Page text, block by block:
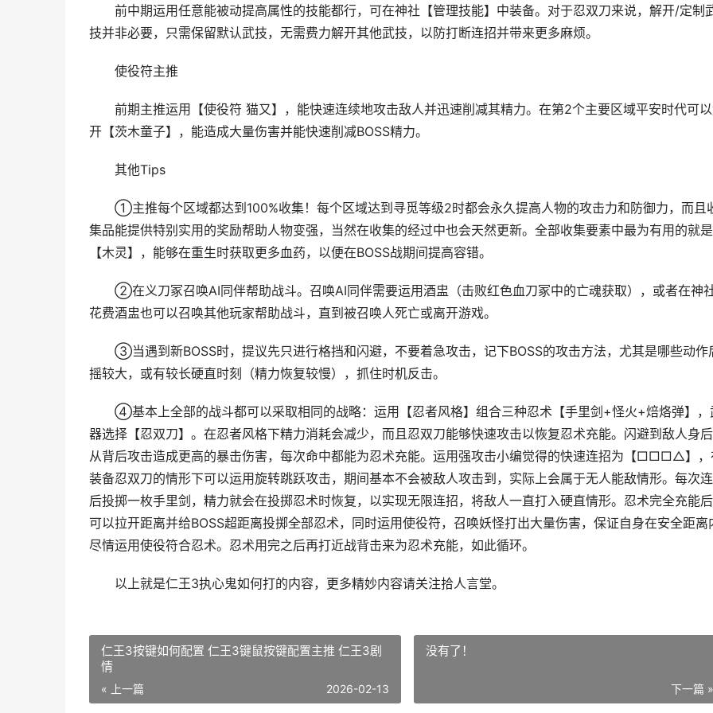
前中期运用任意能被动提高属性的技能都行，可在神社【管理技能】中装备。对于忍双刀来说，解开/定制
技并非必要，只需保留默认武技，无需费力解开其他武技，以防打断连招并带来更多麻烦。
使役符主推
前期主推运用【使役符 猫又】，能快速连续地攻击敌人并迅速削减其精力。在第2个主要区域平安时代可
开【茨木童子】，能造成大量伤害并能快速削减BOSS精力。
其他Tips
①主推每个区域都达到100%收集！每个区域达到寻觅等级2时都会永久提高人物的攻击力和防御力，而且
集品能提供特别实用的奖励帮助人物变强，当然在收集的经过中也会天然更新。全部收集要素中最为有用的就是
【木灵】，能够在重生时获取更多血药，以便在BOSS战期间提高容错。
②在义刀冢召唤AI同伴帮助战斗。召唤AI同伴需要运用酒盅（击败红色血刀冢中的亡魂获取），或者在神
花费酒盅也可以召唤其他玩家帮助战斗，直到被召唤人死亡或离开游戏。
③当遇到新BOSS时，提议先只进行格挡和闪避，不要着急攻击，记下BOSS的攻击方法，尤其是哪些动作
摇较大，或有较长硬直时刻（精力恢复较慢），抓住时机反击。
④基本上全部的战斗都可以采取相同的战略：运用【忍者风格】组合三种忍术【手里剑+怪火+焙烙弹】，
器选择【忍双刀】。在忍者风格下精力消耗会减少，而且忍双刀能够快速攻击以恢复忍术充能。闪避到敌人身后
从背后攻击造成更高的暴击伤害，每次命中都能为忍术充能。运用强攻击小编觉得的快速连招为【□□□△】，
装备忍双刀的情形下可以运用旋转跳跃攻击，期间基本不会被敌人攻击到，实际上会属于无人能敌情形。每次
后投掷一枚手里剑，精力就会在投掷忍术时恢复，以实现无限连招，将敌人一直打入硬直情形。忍术完全充能后
可以拉开距离并给BOSS超距离投掷全部忍术，同时运用使役符，召唤妖怪打出大量伤害，保证自身在安全距离
尽情运用使役符合忍术。忍术用完之后再打近战背击来为忍术充能，如此循环。
以上就是仁王3执心鬼如何打的内容，更多精妙内容请关注拾人言堂。
仁王3按键如何配置 仁王3键鼠按键配置主推 仁王3剧
情
« 上一篇 2026-02-13
没有了！
下一篇 »